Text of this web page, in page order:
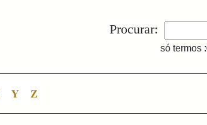
Procurar:
só termos :
Y Z